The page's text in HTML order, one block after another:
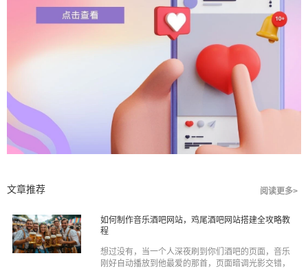
文章推荐 阅读更多>
如何制作音乐酒吧网站，鸡尾酒吧网站搭建全攻略教
程
想过没有，当一个人深夜刷到你们酒吧的页面，音乐
刚好自动播放到他最爱的那首，页面暗调光影交错，